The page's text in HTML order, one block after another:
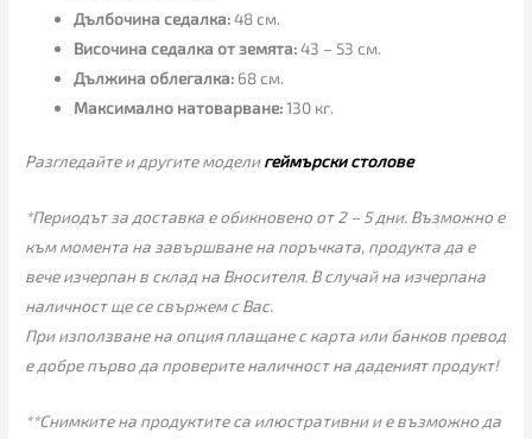
Дълбочина седалка:48 см.
Височина седалка от земята:43 – 53 см.
Дължина облегалка: 68 см.
Максимално натоварване:130 кг.
Разгледайте и другите моделигеймърски столове
*Периодът за доставка е обикновено от 2 – 5 дни. Възможно е
към момента на завършване на поръчката, продукта да е
вече изчерпан в склад на Вносителя. В случай на изчерпана
наличност ще се свържем с Вас.
При използване на опция плащане с карта или банков превод
е добре първо да проверите наличност на даденият продукт!
**Снимките на продуктите са илюстративни и е възможно да